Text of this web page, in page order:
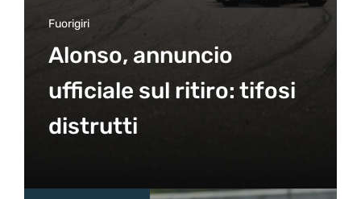
Fuorigiri
Alonso, annuncio
ufficiale sul ritiro: tifosi
distrutti